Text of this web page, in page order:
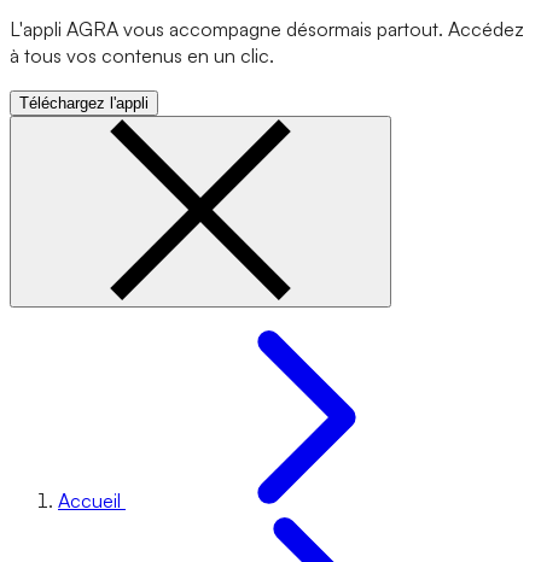
L'appli AGRA vous accompagne désormais partout. Accédez
à tous vos contenus en un clic.
Téléchargez l'appli
Accueil